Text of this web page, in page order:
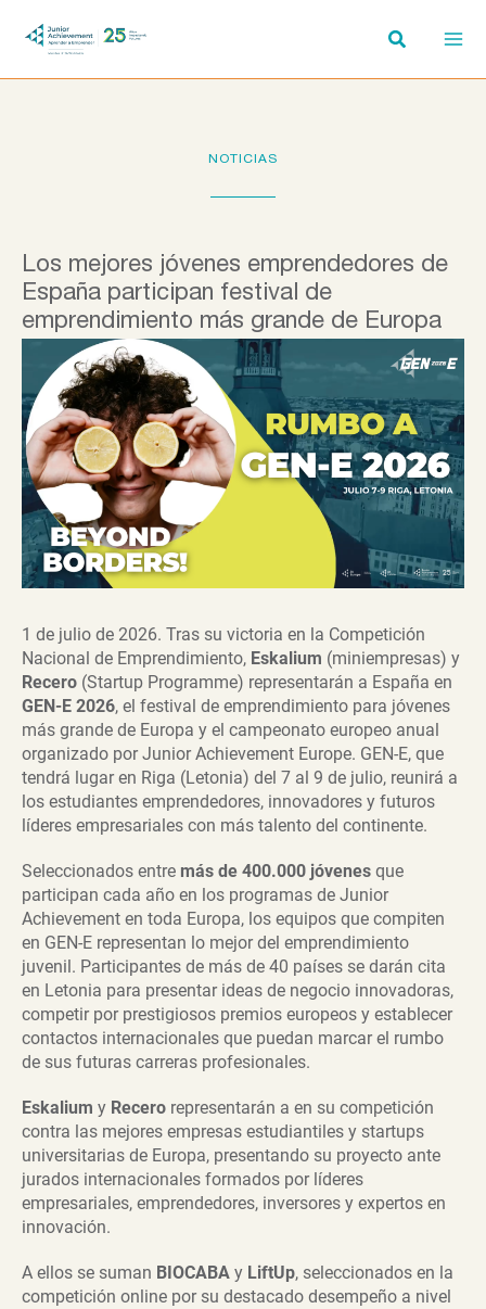
NOTICIAS
Los mejores jóvenes emprendedores de
España participan festival de
emprendimiento más grande de Europa
1 de julio de 2026. Tras su victoria en la Competición
Nacional de Emprendimiento, Eskalium (miniempresas) y
Recero (Startup Programme) representarán a España en
GEN-E 2026, el festival de emprendimiento para jóvenes
más grande de Europa y el campeonato europeo anual
organizado por Junior Achievement Europe. GEN-E, que
tendrá lugar en Riga (Letonia) del 7 al 9 de julio, reunirá a
los estudiantes emprendedores, innovadores y futuros
líderes empresariales con más talento del continente.
Seleccionados entre más de 400.000 jóvenes que
participan cada año en los programas de Junior
Achievement en toda Europa, los equipos que compiten
en GEN-E representan lo mejor del emprendimiento
juvenil. Participantes de más de 40 países se darán cita
en Letonia para presentar ideas de negocio innovadoras,
competir por prestigiosos premios europeos y establecer
contactos internacionales que puedan marcar el rumbo
de sus futuras carreras profesionales.
Eskalium y Recero representarán a en su competición
contra las mejores empresas estudiantiles y startups
universitarias de Europa, presentando su proyecto ante
jurados internacionales formados por líderes
empresariales, emprendedores, inversores y expertos en
innovación.
A ellos se suman BIOCABA y LiftUp, seleccionados en la
competición online por su destacado desempeño a nivel